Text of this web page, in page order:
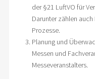
der §21 LuftVO für
Darunter zählen
Prozesse.
Planung und
Messen und
Messeveranstalters.